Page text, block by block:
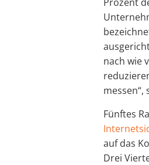
nach wie
messen“,
Fünftes
auf das
Drei